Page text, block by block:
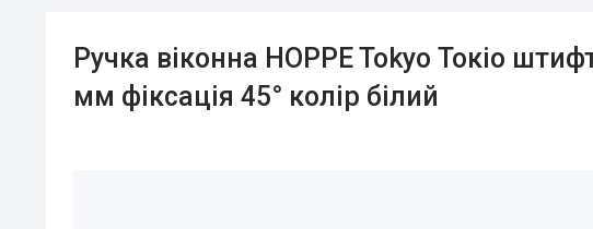
Ручка віконна HOPPE Tokyo Токіо
мм фіксація 45° колір білий